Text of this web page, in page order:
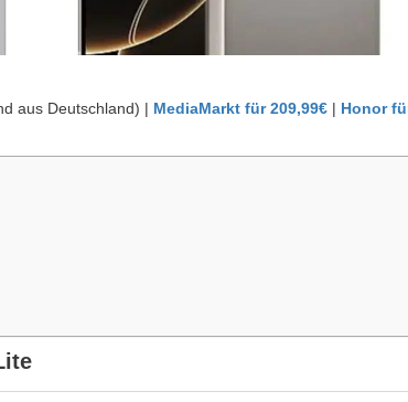
aus Deutschland) | MediaMarkt für 209,99€ | Honor